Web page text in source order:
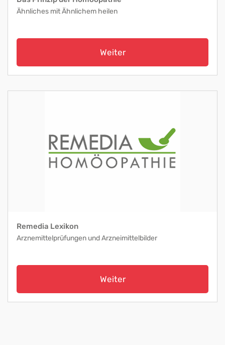
Ähnliches mit Ähnlichem heilen
Weiter
Remedia Lexikon
Arznemittelprüfungen und Arzneimittelbilder
Weiter